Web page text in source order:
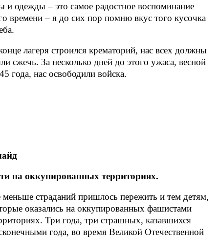
и одежды – это самое радостное воспоминание
времени – я до сих пор помню вкус того кусочка
лагеря строился крематорий, нас всех должны
сжечь. За несколько дней до этого ужаса, весной
года, нас освободили войска.
на оккупированных территориях.
страданий пришлось пережить и тем детям,
оказались на оккупированных фашистами
Три года, три страшных, казавшихся
года, во время Великой Отечественной